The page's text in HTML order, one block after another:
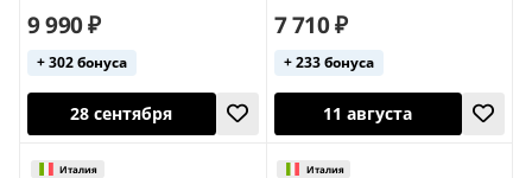
28 сентября 28 сентября
9 990 ₽
+ 302 бонуса
7 710 ₽
+ 233 бонуса